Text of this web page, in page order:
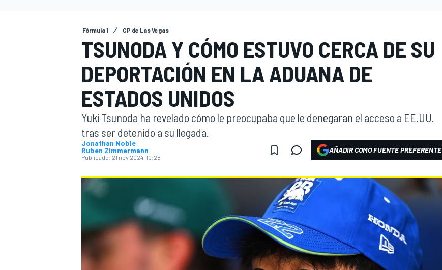
INDYCAR
MOTOGP
Fórmula 1 GP de Las Vegas
TSUNODA Y CÓMO ESTUVO CERCA DE SU
DEPORTACIÓN EN LA ADUANA DE
ESTADOS UNIDOS
Yuki Tsunoda ha revelado cómo le preocupaba que le denegaran el acceso a EE.UU.
tras ser detenido a su llegada.
Jonathan Noble
Ruben Zimmermann
Publicado: 21 nov 2024, 10:28
AÑADIR COMO FUENTE PREFERENTE